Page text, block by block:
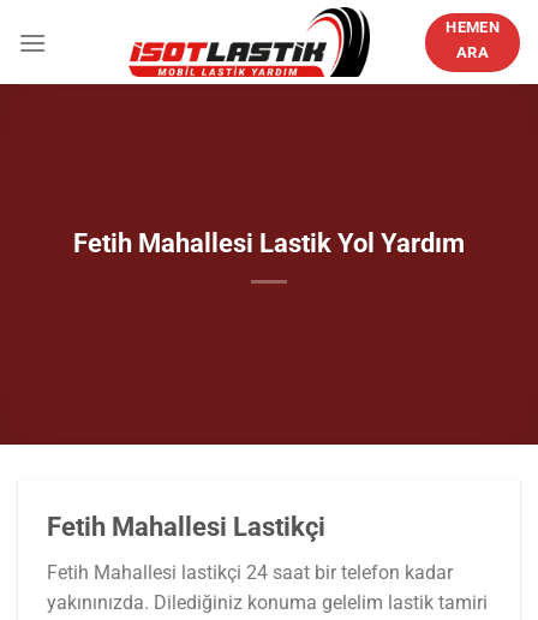
atla
HEMEN
ARA
Fetih Mahallesi Lastik Yol Yardım
Fetih Mahallesi Lastikçi
Fetih Mahallesi lastikçi 24 saat bir telefon kadar
yakınınızda. Dilediğiniz konuma gelelim lastik tamiri